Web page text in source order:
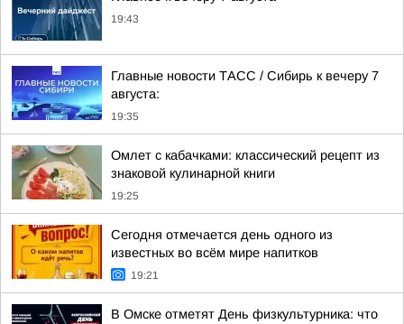
19:43
Главные новости ТАСС / Сибирь к вечеру 7
августа:
19:35
Омлет с кабачками: классический рецепт из
знаковой кулинарной книги
19:25
Сегодня отмечается день одного из
известных во всём мире напитков
19:21
В Омске отметят День физкультурника: что